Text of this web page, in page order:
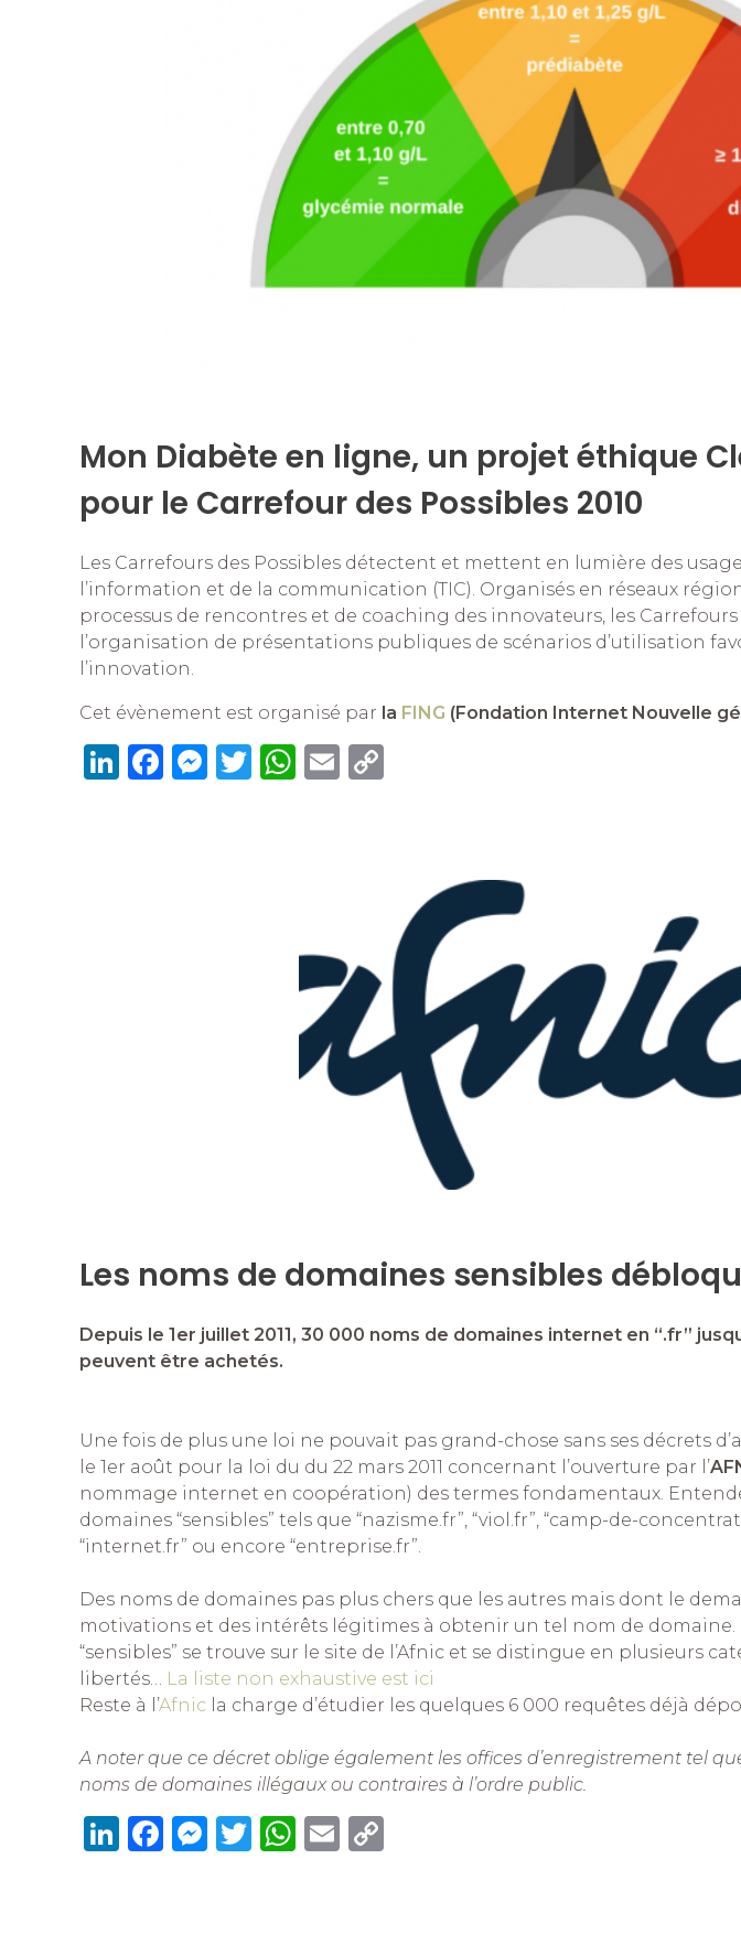
Mon Diabète en ligne, un projet éthique
pour le Carrefour des Possibles 2010
Les Carrefours des Possibles détectent et mettent en lumière des
l’information et de la communication (TIC). Organisés en réseaux
processus de rencontres et de coaching des innovateurs, les
l’organisation de présentations publiques de scénarios d’utilisation
l’innovation.
Cet évènement est organisé par la FING (Fondation Internet Nouvelle
Li F
M T
W E
Li
n
k
Les noms de domaines sensibles
Depuis le 1er juillet 2011, 30 000 noms de domaines internet en “.fr”
peuvent être achetés.
Une fois de plus une loi ne pouvait pas grand-chose sans ses décrets
le 1er août pour la loi du du 22 mars 2011 concernant l’ouverture par l’
nommage internet en coopération) des termes fondamentaux.
domaines “sensibles” tels que “nazisme.fr”, “viol.fr”, “camp-de-
“internet.fr” ou encore “entreprise.fr”.
Des noms de domaines pas plus chers que les autres mais dont le
motivations et des intérêts légitimes à obtenir un tel nom de domaine.
“sensibles” se trouve sur le site de l’Afnic et se distingue en plusieurs
libertés… La liste non exhaustive est ici
Reste à l’Afnic la charge d’étudier les quelques 6 000 requêtes déjà
A noter que ce décret oblige également les offices d’enregistrement tel
noms de domaines illégaux ou contraires à l’ordre public.
Li F
M T
W E